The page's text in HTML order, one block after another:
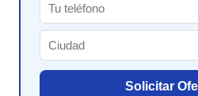
Solicitar